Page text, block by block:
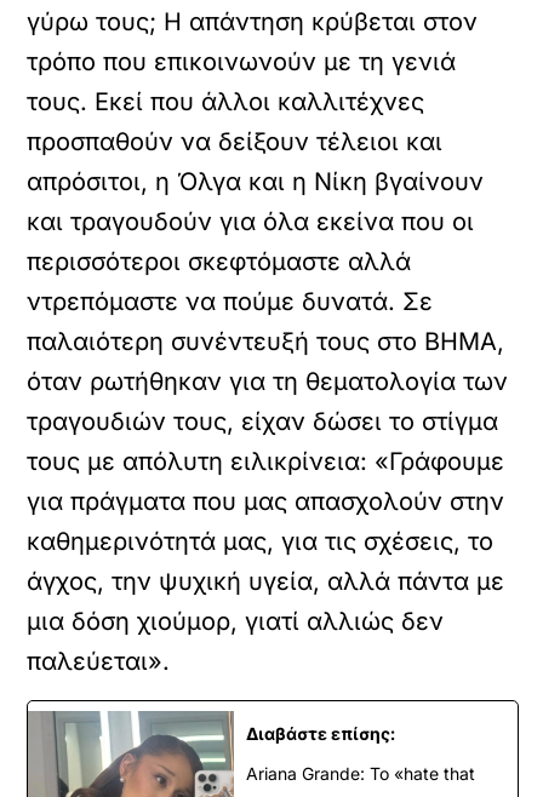
γύρω τους; Η απάντηση κρύβεται στον
τρόπο που επικοινωνούν με τη γενιά
τους. Εκεί που άλλοι καλλιτέχνες
προσπαθούν να δείξουν τέλειοι και
απρόσιτοι, η Όλγα και η Νίκη βγαίνουν
και τραγουδούν για όλα εκείνα που οι
περισσότεροι σκεφτόμαστε αλλά
ντρεπόμαστε να πούμε δυνατά. Σε
παλαιότερη συνέντευξή τους στο ΒΗΜΑ,
όταν ρωτήθηκαν για τη θεματολογία των
τραγουδιών τους, είχαν δώσει το στίγμα
τους με απόλυτη ειλικρίνεια: «Γράφουμε
για πράγματα που μας απασχολούν στην
καθημερινότητά μας, για τις σχέσεις, το
άγχος, την ψυχική υγεία, αλλά πάντα με
μια δόση χιούμορ, γιατί αλλιώς δεν
παλεύεται».
Διαβάστε επίσης:
Ariana Grande: Το «hate that